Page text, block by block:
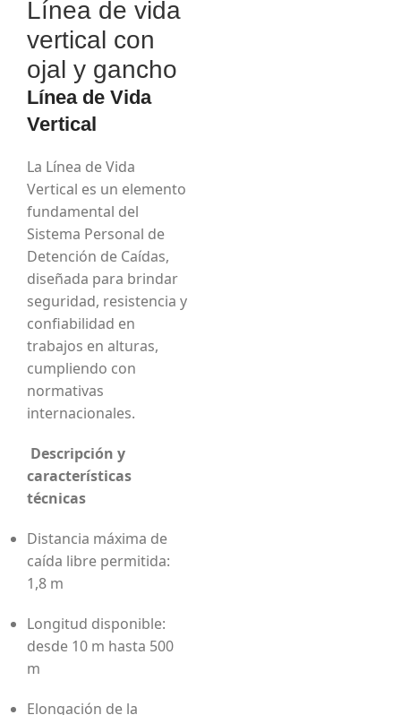
Línea de vida
vertical con
ojal y gancho
Línea de Vida
Vertical
La Línea de Vida
Vertical es un elemento
fundamental del
Sistema Personal de
Detención de Caídas,
diseñada para brindar
seguridad, resistencia y
confiabilidad en
trabajos en alturas,
cumpliendo con
normativas
internacionales.
Descripción y
características
técnicas
Distancia máxima de
caída libre permitida:
1,8 m
Longitud disponible:
desde 10 m hasta 500
m
Elongación de la